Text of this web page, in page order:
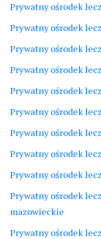
Prywatny ośrodek
Prywatny ośrodek
Prywatny ośrodek
Prywatny ośrodek
Prywatny ośrodek
Prywatny ośrodek
Prywatny ośrodek
Prywatny ośrodek
Prywatny ośrodek
Prywatny ośrodek
mazowieckie
Prywatny ośrodek